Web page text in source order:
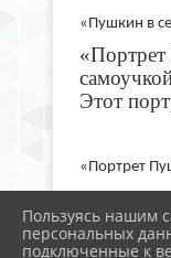
«Пушкин в
Этот
«Портрет
Один из
лишь его
Пользуясь нашим
персональных
подключенные к